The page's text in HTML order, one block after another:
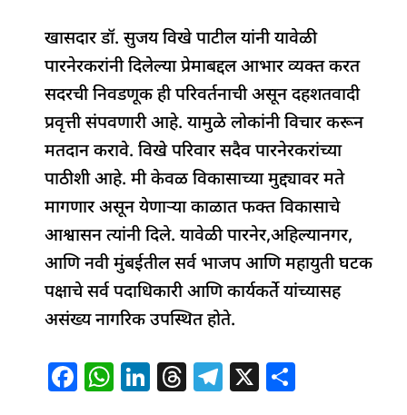
खासदार डॉ. सुजय विखे पाटील यांनी यावेळी
पारनेरकरांनी दिलेल्या प्रेमाबद्दल आभार व्यक्त करत
सदरची निवडणूक ही परिवर्तनाची असून दहशतवादी
प्रवृत्ती संपवणारी आहे. यामुळे लोकांनी विचार करून
मतदान करावे. विखे परिवार सदैव पारनेरकरांच्या
पाठीशी आहे. मी केवळ विकासाच्या मुद्द्यावर मते
मागणार असून येणाऱ्या काळात फक्त विकासाचे
आश्वासन त्यांनी दिले. यावेळी पारनेर,अहिल्यानगर,
आणि नवी मुंबईतील सर्व भाजप आणि महायुती घटक
पक्षाचे सर्व पदाधिकारी आणि कार्यकर्ते यांच्यासह
असंख्य नागरिक उपस्थित होते.
F W Li T T X